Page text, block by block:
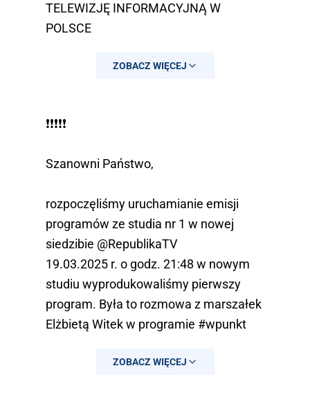
TELEWIZJĘ INFORMACYJNĄ W
POLSCE
Jeśli chcesz włączyć się w rewolucję
— Jarek Olechowski
ZOBACZ WIĘCEJ
❗️❗️❗️❗️❗️
Szanowni Państwo,
rozpoczęliśmy uruchamianie emisji
programów ze studia nr 1 w nowej
siedzibie @RepublikaTV
19.03.2025 r. o godz. 21:48 w nowym
studiu wyprodukowaliśmy pierwszy
program. Była to rozmowa z marszałek
Elżbietą Witek w programie #wpunkt
Studio nie jest…ZOBACZ WIĘCEJ